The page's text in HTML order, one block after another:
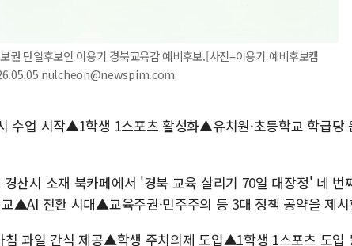
권 단일후보인 이용기 경북교육감 예비후보.[사진=이용기 예비후보캠
nulcheon@newspim.com
수업 시작▲1학생 1스포츠 활성화▲유치원·초등학교 학급당
산시 소재 북카페에서 '경북 교육 살리기 70일 대장정' 네 번
▲AI 전환 시대▲교육주권·민주주의 등 3대 정책 공약을 제시
과일 간식 제공▲학생 주치의제 도입▲1학생 1스포츠 도입